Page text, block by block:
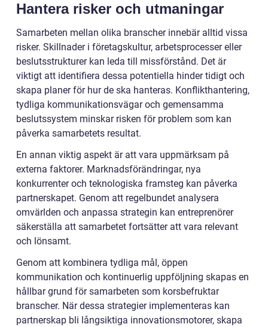
Hantera risker och utmaningar
Samarbeten mellan olika branscher innebär alltid vissa
risker. Skillnader i företagskultur, arbetsprocesser eller
beslutsstrukturer kan leda till missförstånd. Det är
viktigt att identifiera dessa potentiella hinder tidigt och
skapa planer för hur de ska hanteras. Konflikthantering,
tydliga kommunikationsvägar och gemensamma
beslutssystem minskar risken för problem som kan
påverka samarbetets resultat.
En annan viktig aspekt är att vara uppmärksam på
externa faktorer. Marknadsförändringar, nya
konkurrenter och teknologiska framsteg kan påverka
partnerskapet. Genom att regelbundet analysera
omvärlden och anpassa strategin kan entreprenörer
säkerställa att samarbetet fortsätter att vara relevant
och lönsamt.
Genom att kombinera tydliga mål, öppen
kommunikation och kontinuerlig uppföljning skapas en
hållbar grund för samarbeten som korsbefruktar
branscher. När dessa strategier implementeras kan
partnerskap bli långsiktiga innovationsmotorer, skapa